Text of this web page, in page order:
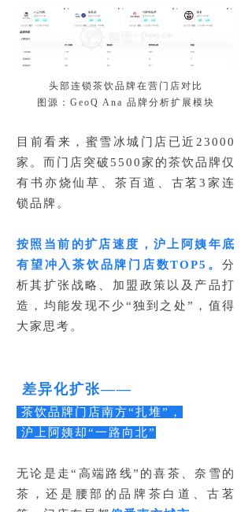
头部连锁茶饮品牌在营门店对比
图源：GeoQ Ana 品牌分析扩展模块
目前看来，蜜雪冰城门店已近23000
家。而门店突破5500家的茶饮品牌仅
有书亦烧仙草、茶百道、古茗3家连
锁品牌。
按照当前的扩店速度，沪上阿姨年底
有望冲入茶饮品牌门店数TOP5。 分
析其扩张战略、加盟政策以及产品打
造，均能发现不少“独到之处”，值得
大家思考。
差异化扩张——
茶饮品牌门店南方“扎堆”，
沪上阿姨却“一路向北”
无论是走“高端路线”的喜茶、奈雪的
茶，还是腰部的品牌茶白道、古茗